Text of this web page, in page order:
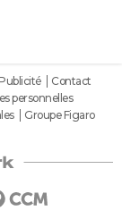
Publicité
Contact
personnelles
Groupe Figaro